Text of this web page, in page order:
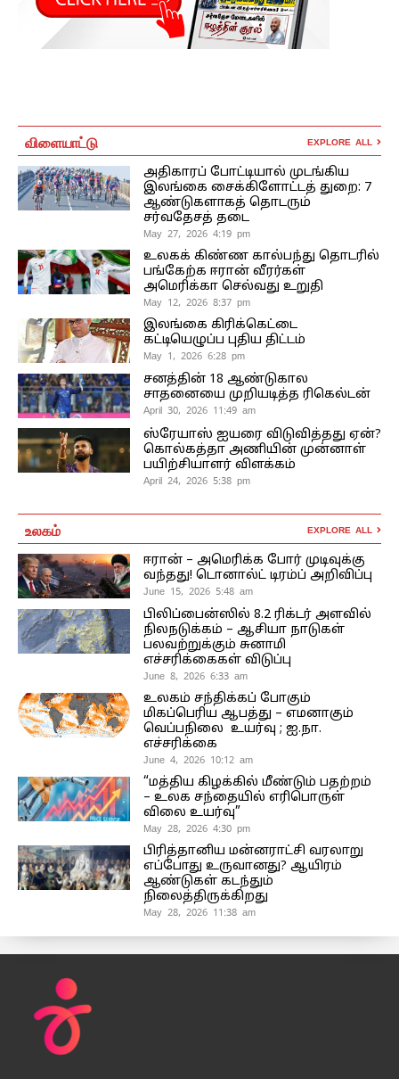
விளையாட்டு EXPLORE ALL
அதிகாரப் போட்டியால் முடங்கிய
இலங்கை சைக்கிளோட்டத் துறை: 7
ஆண்டுகளாகத் தொடரும்
சர்வதேசத் தடை
May 27, 2026 4:19 pm
உலகக் கிண்ண கால்பந்து தொடரில்
பங்கேற்க ஈரான் வீரர்கள்
அமெரிக்கா செல்வது உறுதி
May 12, 2026 8:37 pm
இலங்கை கிரிக்கெட்டை
கட்டியெழுப்ப புதிய திட்டம்
May 1, 2026 6:28 pm
சனத்தின் 18 ஆண்டுகால
சாதனையை முறியடித்த ரிகெல்டன்
April 30, 2026 11:49 am
ஸ்ரேயாஸ் ஐயரை விடுவித்தது ஏன்?
கொல்கத்தா அணியின் முன்னாள்
பயிற்சியாளர் விளக்கம்
April 24, 2026 5:38 pm
உலகம் EXPLORE ALL
ஈரான் – அமெரிக்க போர் முடிவுக்கு
வந்தது! டொனால்ட் டிரம்ப் அறிவிப்பு
June 15, 2026 5:48 am
பிலிப்பைன்ஸில் 8.2 ரிக்டர் அளவில்
நிலநடுக்கம் – ஆசியா நாடுகள்
பலவற்றுக்கும் சுனாமி
எச்சரிக்கைகள் விடுப்பு
June 8, 2026 6:33 am
உலகம் சந்திக்கப் போகும்
மிகப்பெரிய ஆபத்து – எமனாகும்
வெப்பநிலை உயர்வு ; ஐ.நா.
எச்சரிக்கை
June 4, 2026 10:12 am
“மத்திய கிழக்கில் மீண்டும் பதற்றம்
– உலக சந்தையில் எரிபொருள்
விலை உயர்வு”
May 28, 2026 4:30 pm
பிரித்தானிய மன்னராட்சி வரலாறு
எப்போது உருவானது? ஆயிரம்
ஆண்டுகள் கடந்தும்
நிலைத்திருக்கிறது
May 28, 2026 11:38 am